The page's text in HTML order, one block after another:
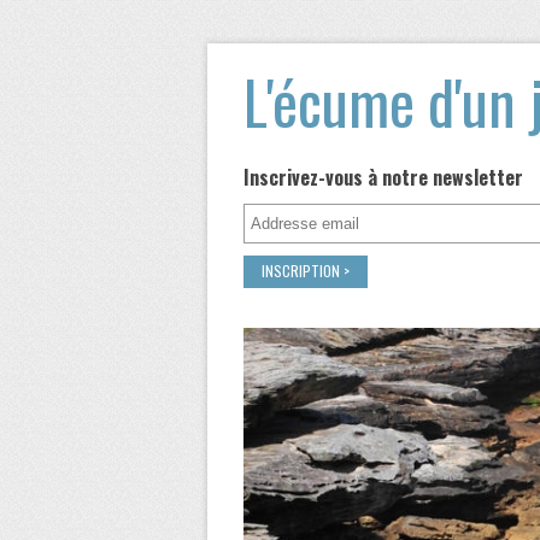
L'écume
Inscrivez-vous à notre newsletter